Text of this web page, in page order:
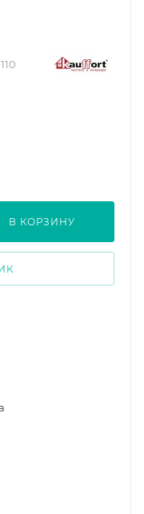
В КОРЗИНУ